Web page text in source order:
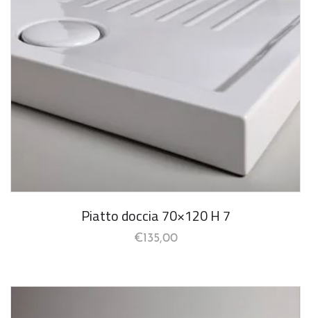
Piatto doccia 70×120 H 7
€135,00